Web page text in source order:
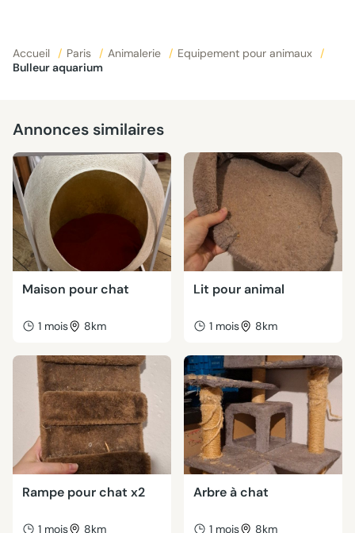
Accueil / Paris / Animalerie / Equipement pour animaux
/
Bulleur aquarium
Annonces similaires
Maison pour chat
1 mois 8km
Lit pour animal
1 mois 8km
Rampe pour chat x2
1 mois 8km
Arbre à chat
1 mois 8km